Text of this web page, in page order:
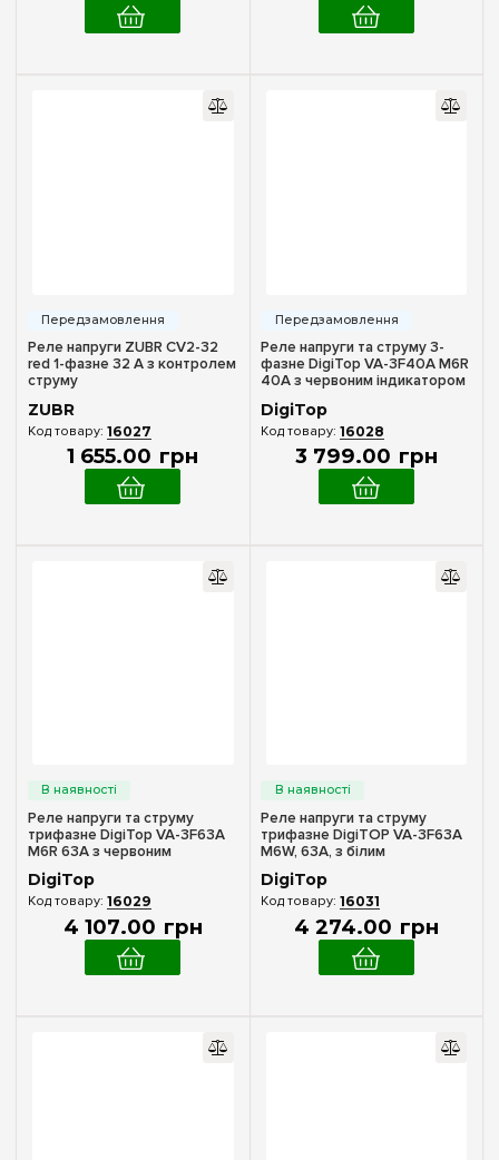
Реле напруги ZUBR CV2-32
red 1-фазне 32 А з контролем
струму
ZUBR
16027
1 655.00 грн
Реле напруги та струму 3-
фазне DigiTop VA-3F40A M6R
40А з червоним індикатором
DigiTop
16028
3 799.00 грн
Реле напруги та струму
трифазне DigiTop VA-3F63A
M6R 63А з червоним
індикатором
DigiTop
16029
4 107.00 грн
Реле напруги та струму
трифазне DigiTOP VA-3F63A
M6W, 63А, з білим
індикатором
DigiTop
16031
4 274.00 грн